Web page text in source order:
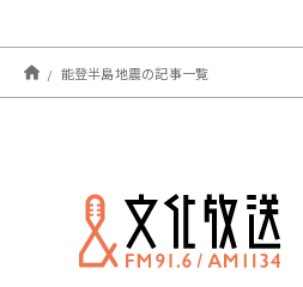
能登半島地震の記事一覧